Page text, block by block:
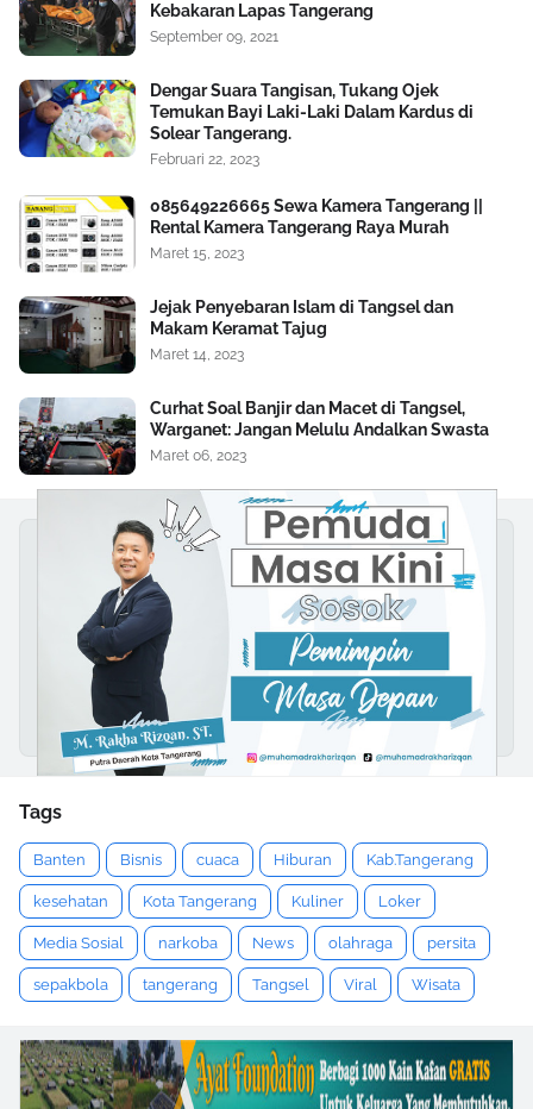
Kebakaran Lapas Tangerang
September 09, 2021
Dengar Suara Tangisan, Tukang Ojek
Temukan Bayi Laki-Laki Dalam Kardus di
Solear Tangerang.
Februari 22, 2023
085649226665 Sewa Kamera Tangerang ||
Rental Kamera Tangerang Raya Murah
Maret 15, 2023
Jejak Penyebaran Islam di Tangsel dan
Makam Keramat Tajug
Maret 14, 2023
Curhat Soal Banjir dan Macet di Tangsel,
Warganet: Jangan Melulu Andalkan Swasta
Maret 06, 2023
Tags
Banten Bisnis cuaca Hiburan Kab.Tangerang
kesehatan Kota Tangerang Kuliner Loker
Media Sosial narkoba News olahraga persita
sepakbola tangerang Tangsel Viral Wisata